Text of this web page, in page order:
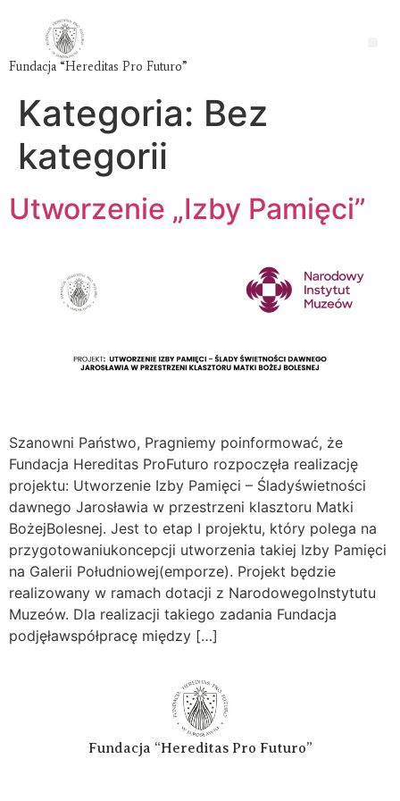
Fundacja “Hereditas Pro Futuro”
Kategoria: Bez
kategorii
Utworzenie „Izby Pamięci”
Szanowni Państwo, Pragniemy poinformować, że
Fundacja Hereditas ProFuturo rozpoczęła realizację
projektu: Utworzenie Izby Pamięci – Śladyświetności
dawnego Jarosławia w przestrzeni klasztoru Matki
BożejBolesnej. Jest to etap I projektu, który polega na
przygotowaniukoncepcji utworzenia takiej Izby Pamięci
na Galerii Południowej(emporze). Projekt będzie
realizowany w ramach dotacji z NarodowegoInstytutu
Muzeów. Dla realizacji takiego zadania Fundacja
podjęławspółpracę między […]
Fundacja “Hereditas Pro Futuro”